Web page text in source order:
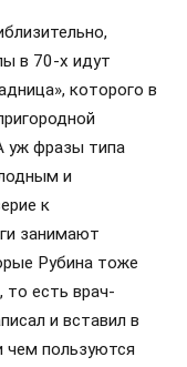
в 70‑х идут
которого в
уж фразы типа
и
к
занимают
Рубина тоже
то есть врач-
и вставил в
чем пользуются